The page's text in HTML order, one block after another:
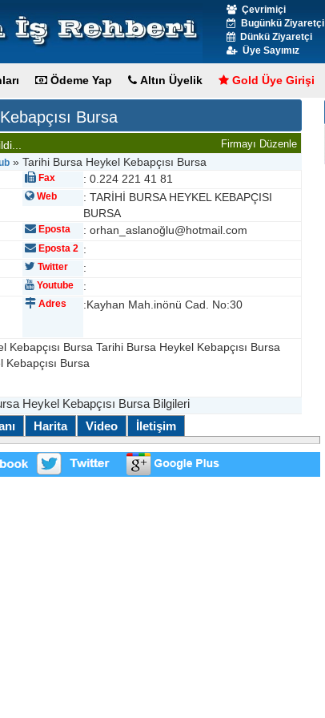
Çevrimiçi
Bugünkü Ziyaretçi
Dünkü Ziyaretçi
Üye Sayımız
Ödeme Yap Altın Üyelik Gold Üye Girişi
Bursa
Firmayı Düzenle
» Tarihi Bursa Heykel Kebapçısı Bursa
Fax : 0.224 221 41 81
Web
: TARİHİ BURSA HEYKEL KEBAPÇISI
BURSA
Eposta : orhan_aslanoğlu@hotmail.com
Eposta 2 :
Twitter :
Youtube :
Adres :Kayhan Mah.inönü Cad. No:30
Kebapçısı Bursa Tarihi Bursa Heykel Kebapçısı Bursa
Bursa
Heykel Kebapçısı Bursa Bilgileri
Harita Video İletişim